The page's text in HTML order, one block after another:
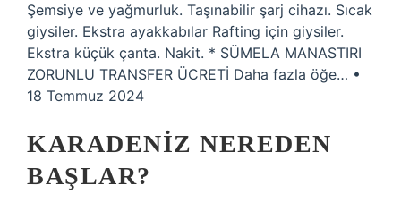
Şemsiye ve yağmurluk. Taşınabilir şarj cihazı. Sıcak
giysiler. Ekstra ayakkabılar Rafting için giysiler.
Ekstra küçük çanta. Nakit. * SÜMELA MANASTIRI
ZORUNLU TRANSFER ÜCRETİ Daha fazla öğe… •
18 Temmuz 2024
KARADENIZ NEREDEN
BAŞLAR?